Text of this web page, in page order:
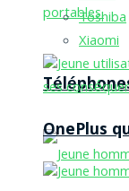
Toshiba
Xiaomi
OnePlus